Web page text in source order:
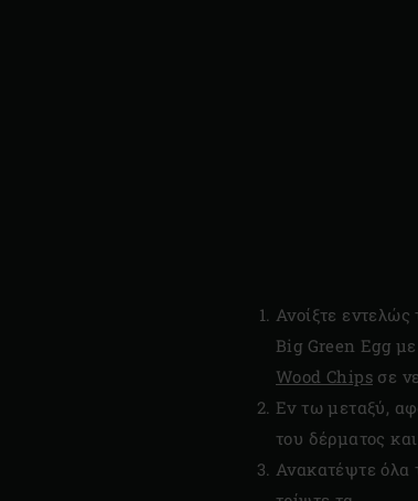
Ανοίξτε
Big Green Egg
Wood Chips σε
Εν τω μεταξύ,
του δέρματος
Ανακατέψτε όλα